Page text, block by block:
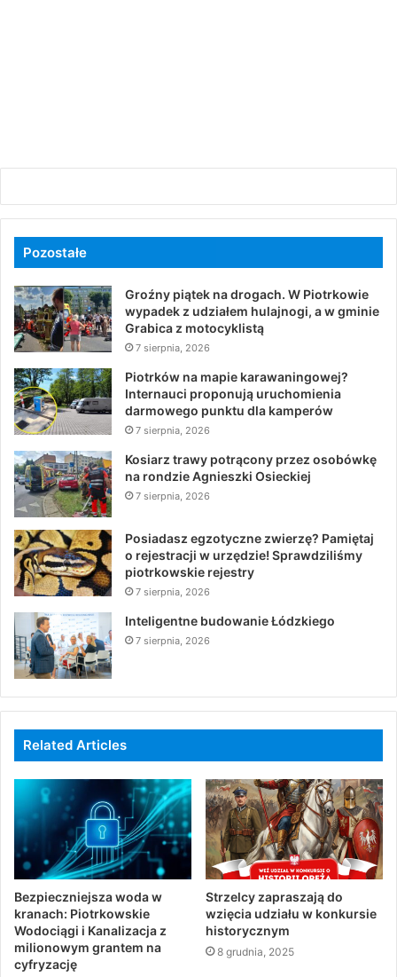
Pozostałe
Groźny piątek na drogach. W Piotrkowie
wypadek z udziałem hulajnogi, a w gminie
Grabica z motocyklistą
7 sierpnia, 2026
Piotrków na mapie karawaningowej?
Internauci proponują uruchomienia
darmowego punktu dla kamperów
7 sierpnia, 2026
Kosiarz trawy potrącony przez osobówkę
na rondzie Agnieszki Osieckiej
7 sierpnia, 2026
Posiadasz egzotyczne zwierzę? Pamiętaj
o rejestracji w urzędzie! Sprawdziliśmy
piotrkowskie rejestry
7 sierpnia, 2026
Inteligentne budowanie Łódzkiego
7 sierpnia, 2026
Related Articles
Bezpieczniejsza woda w
kranach: Piotrkowskie
Wodociągi i Kanalizacja z
milionowym grantem na
cyfryzację
Strzelcy zapraszają do
wzięcia udziału w konkursie
historycznym
8 grudnia, 2025